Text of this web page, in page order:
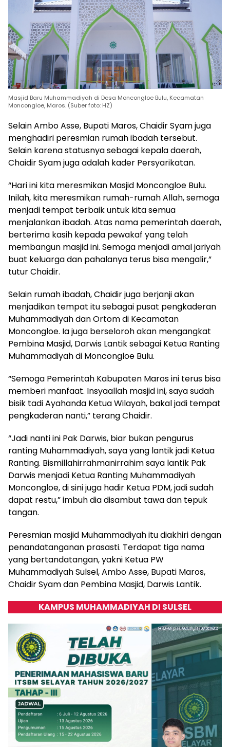
Masjid Baru Muhammadiyah di Desa Moncongloe Bulu, Kecamatan
Moncongloe, Maros. (Suber foto: HZ)
Selain Ambo Asse, Bupati Maros, Chaidir Syam juga
menghadiri peresmian rumah ibadah tersebut.
Selain karena statusnya sebagai kepala daerah,
Chaidir Syam juga adalah kader Persyarikatan.
“Hari ini kita meresmikan Masjid Moncongloe Bulu.
Inilah, kita meresmikan rumah-rumah Allah, semoga
menjadi tempat terbaik untuk kita semua
menjalankan ibadah. Atas nama pemerintah daerah,
berterima kasih kepada pewakaf yang telah
membangun masjid ini. Semoga menjadi amal jariyah
buat keluarga dan pahalanya terus bisa mengalir,”
tutur Chaidir.
Selain rumah ibadah, Chaidir juga berjanji akan
menjadikan tempat itu sebagai pusat pengkaderan
Muhammadiyah dan Ortom di Kecamatan
Moncongloe. Ia juga berseloroh akan mengangkat
Pembina Masjid, Darwis Lantik sebagai Ketua Ranting
Muhammadiyah di Moncongloe Bulu.
“Semoga Pemerintah Kabupaten Maros ini terus bisa
memberi manfaat. Insyaallah masjid ini, saya sudah
bisik tadi Ayahanda Ketua Wilayah, bakal jadi tempat
pengkaderan nanti,” terang Chaidir.
“Jadi nanti ini Pak Darwis, biar bukan pengurus
ranting Muhammadiyah, saya yang lantik jadi Ketua
Ranting. Bismillahirrahmanirrahim saya lantik Pak
Darwis menjadi Ketua Ranting Muhammadiyah
Moncongloe, di sini juga hadir Ketua PDM, jadi sudah
dapat restu,” imbuh dia disambut tawa dan tepuk
tangan.
Peresmian masjid Muhammadiyah itu diakhiri dengan
penandatanganan prasasti. Terdapat tiga nama
yang bertandatangan, yakni Ketua PW
Muhammadiyah Sulsel, Ambo Asse, Bupati Maros,
Chaidir Syam dan Pembina Masjid, Darwis Lantik.
KAMPUS MUHAMMADIYAH DI SULSEL